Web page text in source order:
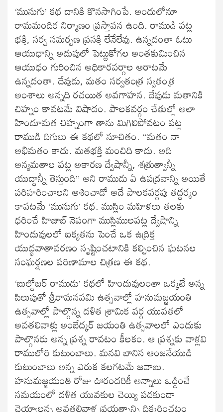
‘ముసుగు’ కథ దానికి కొనసాగింపే. అందులోనూ
రామమందిర నిర్మాణం ప్రస్తావన ఉంది. రాముడి పట్ల
భక్తి, సర్వ సమర్పణ ప్రసక్తి లేనేలేవు. ఉన్నదంతా ఓటు
ఆయుధాన్ని అదుపులో పెట్టుకోగల అంతకుమించిన
ఆయుధం గురించిన అధికారవర్గాల ఆరాటమే
ఉన్నదంతా. దేవుడు, మతం సర్వతంత్ర స్వతంత్ర
అంశాలు అన్నది రచయిత అవగాహన. దేవుడు మతానికి
చిహ్నం కావటమే విషాదం. పాలకవర్గం చేతుల్లో అలా
హిందూమత చిహ్నంగా తాను మిగిలిపోవటం పట్ల
రాముడి దిగులు ఈ కథలో సూచితం. “మతం నా
అభిమతం కాదు. మతభక్తి మంచిది కాదు. అది
అన్యమతాల పట్ల అకారణ ద్వేషాన్నీ, శత్రుత్వాన్నీ
యుద్ధాన్నీ తెస్తుంది” అని రాముడు ఏ ఉపద్రవాన్ని అయితే
పరిహరించాలని ఆశించాడో అదే పాలకవర్గపు తద్ధర్మం
కావటమే ‘ముసుగు’ కథ. ముస్లిం మహిళలు తలకు
ధరించే హిజాబ్ నెపంగా ముస్లిములపట్ల ద్వేషాన్ని
హిందువులలో ఐక్యతను పెంచే ఒక ఉద్రిక్త
యుద్ధవాతావరణం సృష్టించటానికి కల్పించిన ఘటనల
సంఘర్షణల పరిణామాల చిత్రణ ఈ కథ.
‘బుల్డోజర్ రాముడు’ కథలో హిందువులంతా ఒక్కటే అన్న
పిలుపుతో శ్రీరామనవమి ఉత్సవాల్లో హనుమజ్జయంతి
ఉత్సవాల్లో పాల్గొన్న దళిత శ్రామిక వర్గ యువతలో
అవతలివాళ్లు అంబేద్కర్ జయంతి ఉత్సవాలలో ఎందుకు
పాల్గొనరు అన్న ప్రశ్న రావటం కీలకం. ఆ ప్రశ్నకు వాళ్లవి
రాములోరి కుటుంబాలు. మనవి బానిస ఆంజనేయుడి
కుటుంబాలు అన్న ఎరుక కలగటమే జవాబు.
హనుమజ్జయంతి రోజు ఊరందరికీ అన్నాలు ఒడ్డించే
సమయంలో దళిత యువకుల చెయ్యి పడకుండా
చెయ్యాలన్న అవతలివాళ్ల ప్రయత్నాన్ని ధిక్కరించటం